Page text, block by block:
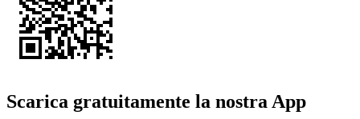
Scarica gratuitamente la nostra App